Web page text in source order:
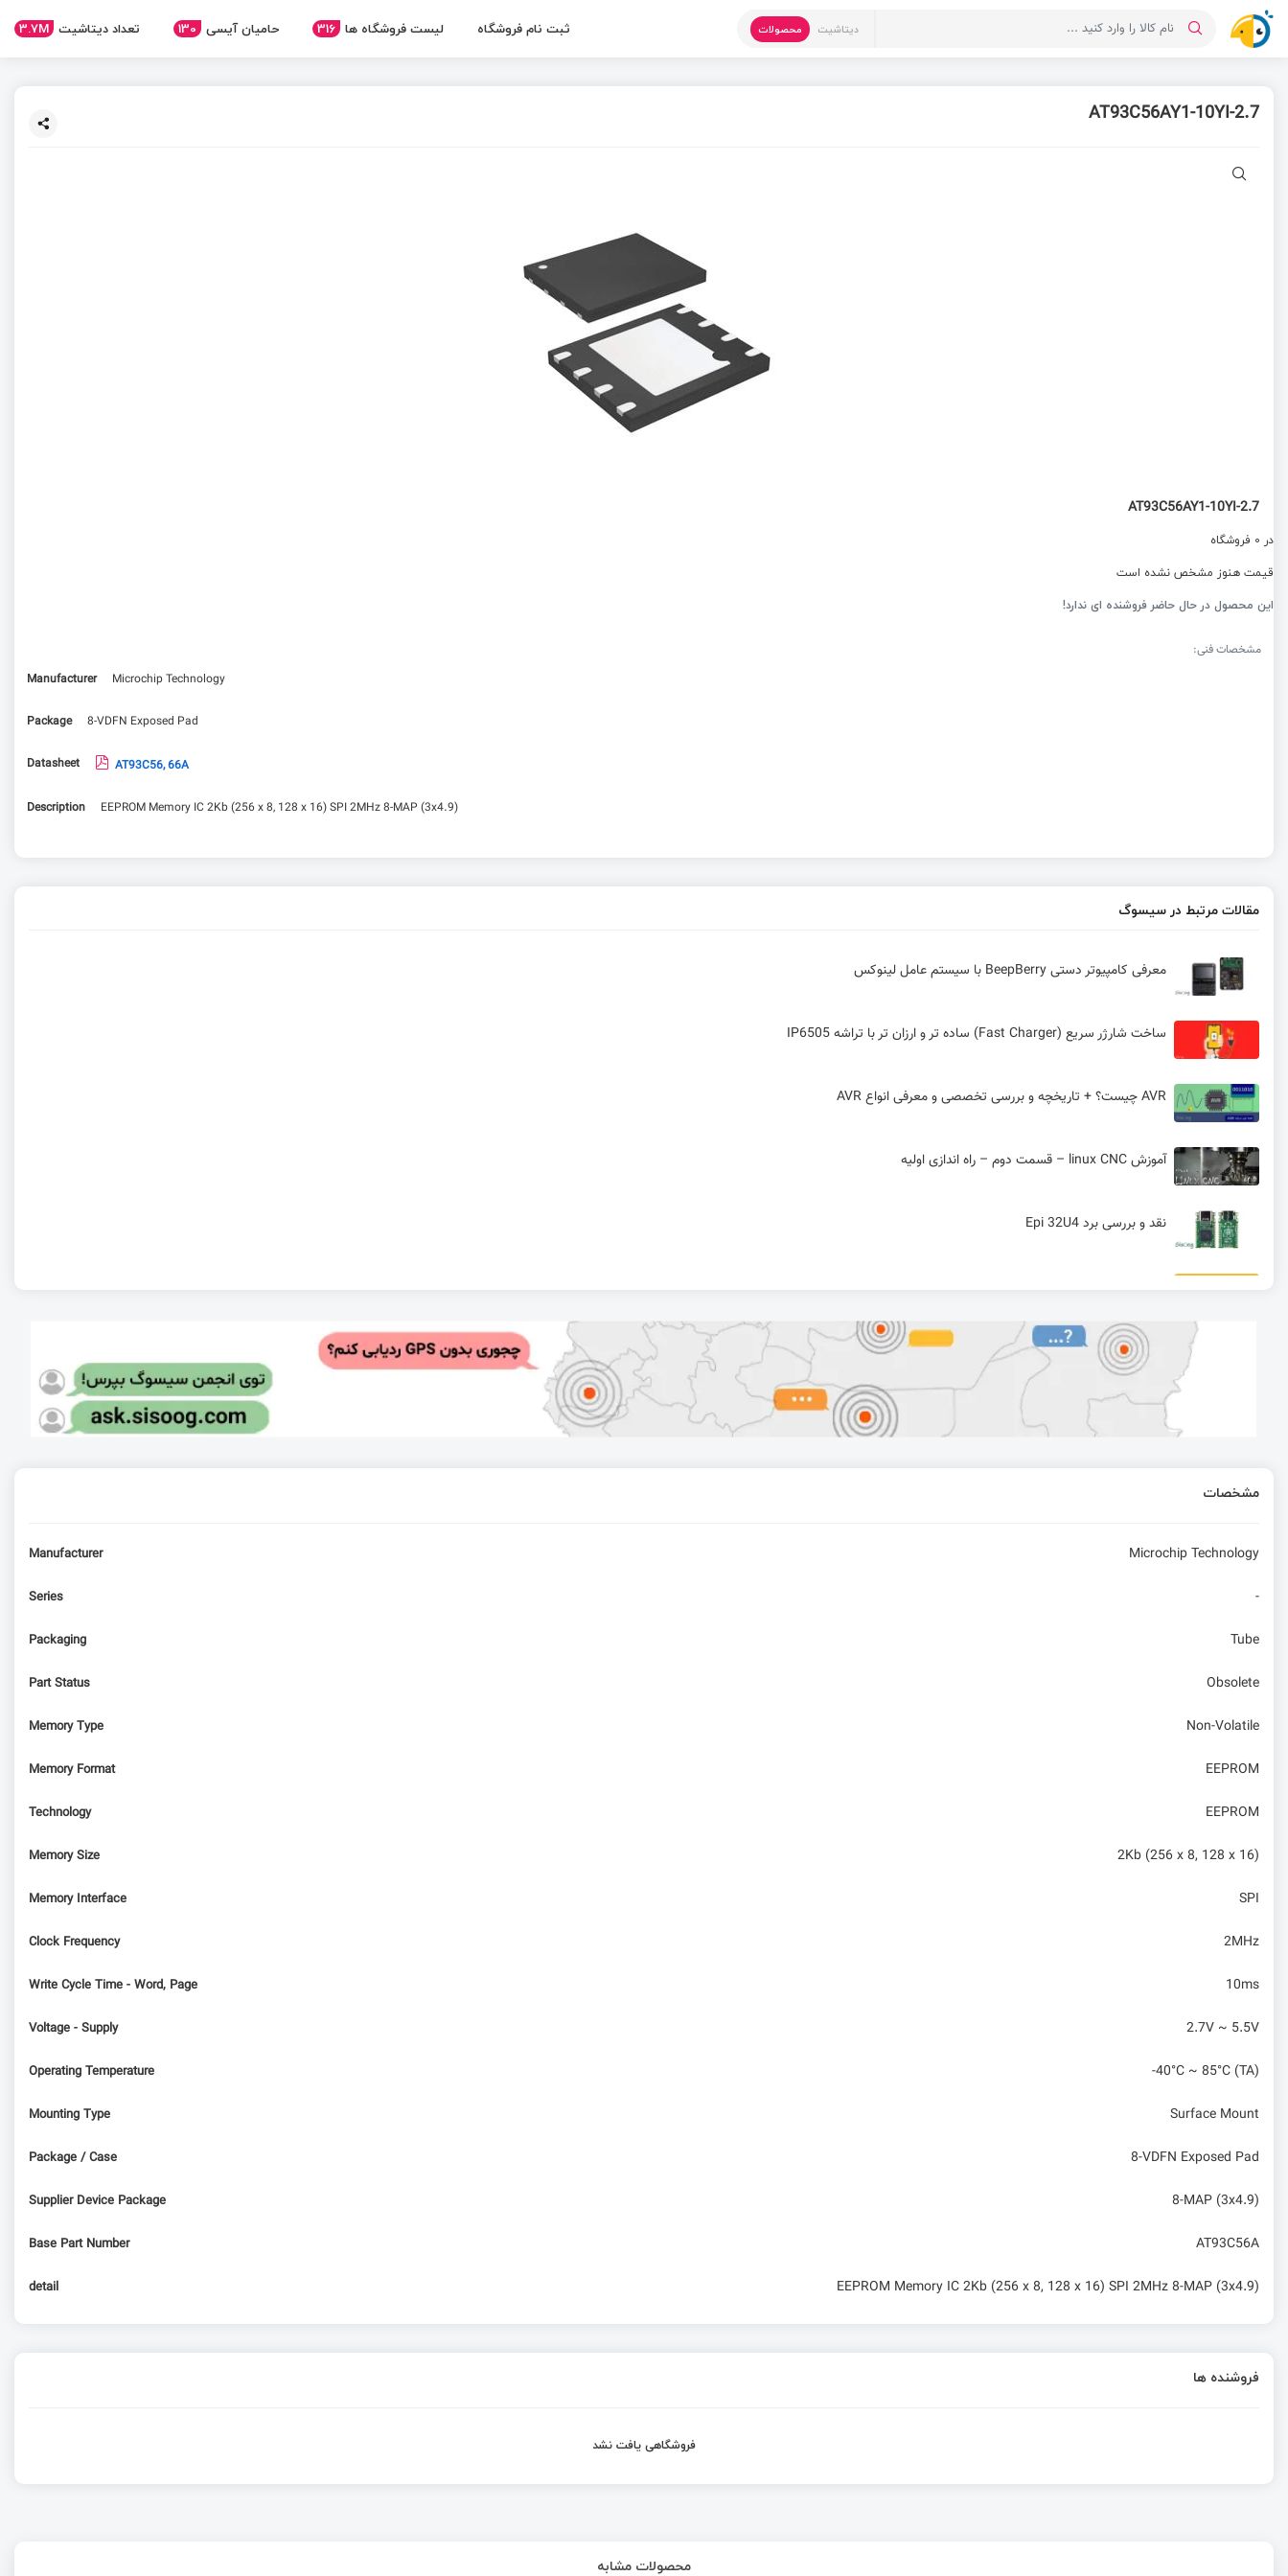
دیتاشیت محصولات ثبت نام فروشگاه لیست فروشگاه ها 316 حامیان آیسی 130 تعداد دیتاشیت 3.7M
AT93C56AY1-10YI-2.7
AT93C56AY1-10YI-2.7
در 0 فروشگاه
قیمت هنوز مشخص نشده است
این محصول در حال حاضر فروشنده ای ندارد!
مشخصات فنی:
Manufacturer
Microchip Technology
Package 8-VDFN Exposed Pad
Datasheet AT93C56, 66A
Description EEPROM Memory IC 2Kb (256 x 8, 128 x 16) SPI 2MHz 8-MAP (3x4.9)
مقالات مرتبط در سیسوگ
معرفی کامپیوتر دستی BeepBerry با سیستم عامل لینوکس
ساخت شارژر سریع (Fast Charger) ساده تر و ارزان تر با تراشه IP6505
AVR چیست؟ + تاریخچه و بررسی تخصصی و معرفی انواع AVR
آموزش linux CNC – قسمت دوم – راه اندازی اولیه
نقد و بررسی برد Epi 32U4
پشتیبانی برد Rubik Pi AI مجهز به تراشه Qualcomm QCS6490 از سیستم‌ عامل‌ های اندروید، لینوکس و سیستم‌عامل LU
معرفی خانواده SecurCore و میکروکنترلر امنیتی ST31N600 شرکت ST
مشخصات
Manufacturer Microchip Technology
Series -
Packaging Tube
Part Status Obsolete
Memory Type Non-Volatile
Memory Format EEPROM
Technology EEPROM
Memory Size 2Kb (256 x 8, 128 x 16)
Memory Interface SPI
Clock Frequency 2MHz
Write Cycle Time - Word, Page 10ms
Voltage - Supply 2.7V ~ 5.5V
Operating Temperature -40°C ~ 85°C (TA)
Mounting Type Surface Mount
Package / Case 8-VDFN Exposed Pad
Supplier Device Package 8-MAP (3x4.9)
Base Part Number AT93C56A
detail EEPROM Memory IC 2Kb (256 x 8, 128 x 16) SPI 2MHz 8-MAP (3x4.9)
فروشنده ها
فروشگاهی یافت نشد
محصولات مشابه